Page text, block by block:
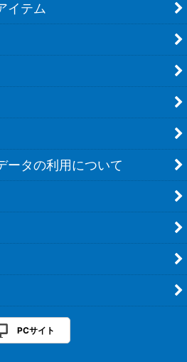
イテム
ータの利用について
PCサイト